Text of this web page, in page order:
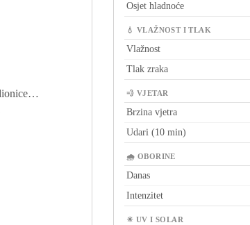
Osjet hladnoće
💧 VLAŽNOST I TLAK
Vlažnost
Tlak zraka
💨 VJETAR
Brzina vjetra
Udari (10 min)
🌧 OBORINE
Danas
Intenzitet
☀ UV I SOLAR